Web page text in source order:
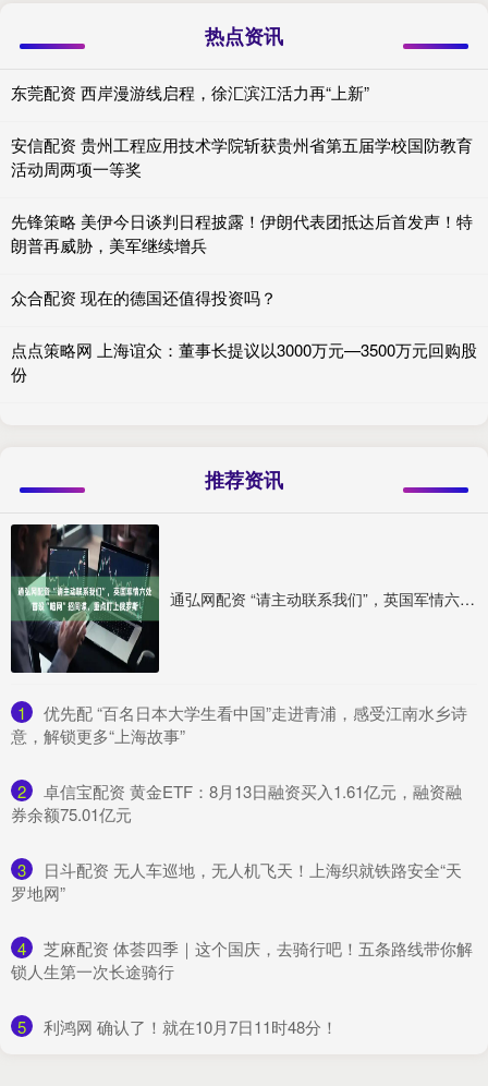
热点资讯
东莞配资 西岸漫游线启程，徐汇滨江活力再“上新”
安信配资 贵州工程应用技术学院斩获贵州省第五届学校国防教育
活动周两项一等奖
先锋策略 美伊今日谈判日程披露！伊朗代表团抵达后首发声！特
朗普再威胁，美军继续增兵
众合配资 现在的德国还值得投资吗？
点点策略网 上海谊众：董事长提议以3000万元—3500万元回购股
份
推荐资讯
通弘网配资 “请主动联系我们”，英国军情六处首设“暗网”招间谍，重点盯上俄罗斯
1
​优先配 “百名日本大学生看中国”走进青浦，感受江南水乡诗
意，解锁更多“上海故事”
2
​卓信宝配资 黄金ETF：8月13日融资买入1.61亿元，融资融
券余额75.01亿元
3
​日斗配资 无人车巡地，无人机飞天！上海织就铁路安全“天
罗地网”
4
​芝麻配资 体荟四季｜这个国庆，去骑行吧！五条路线带你解
锁人生第一次长途骑行
5 ​利鸿网 确认了！就在10月7日11时48分！